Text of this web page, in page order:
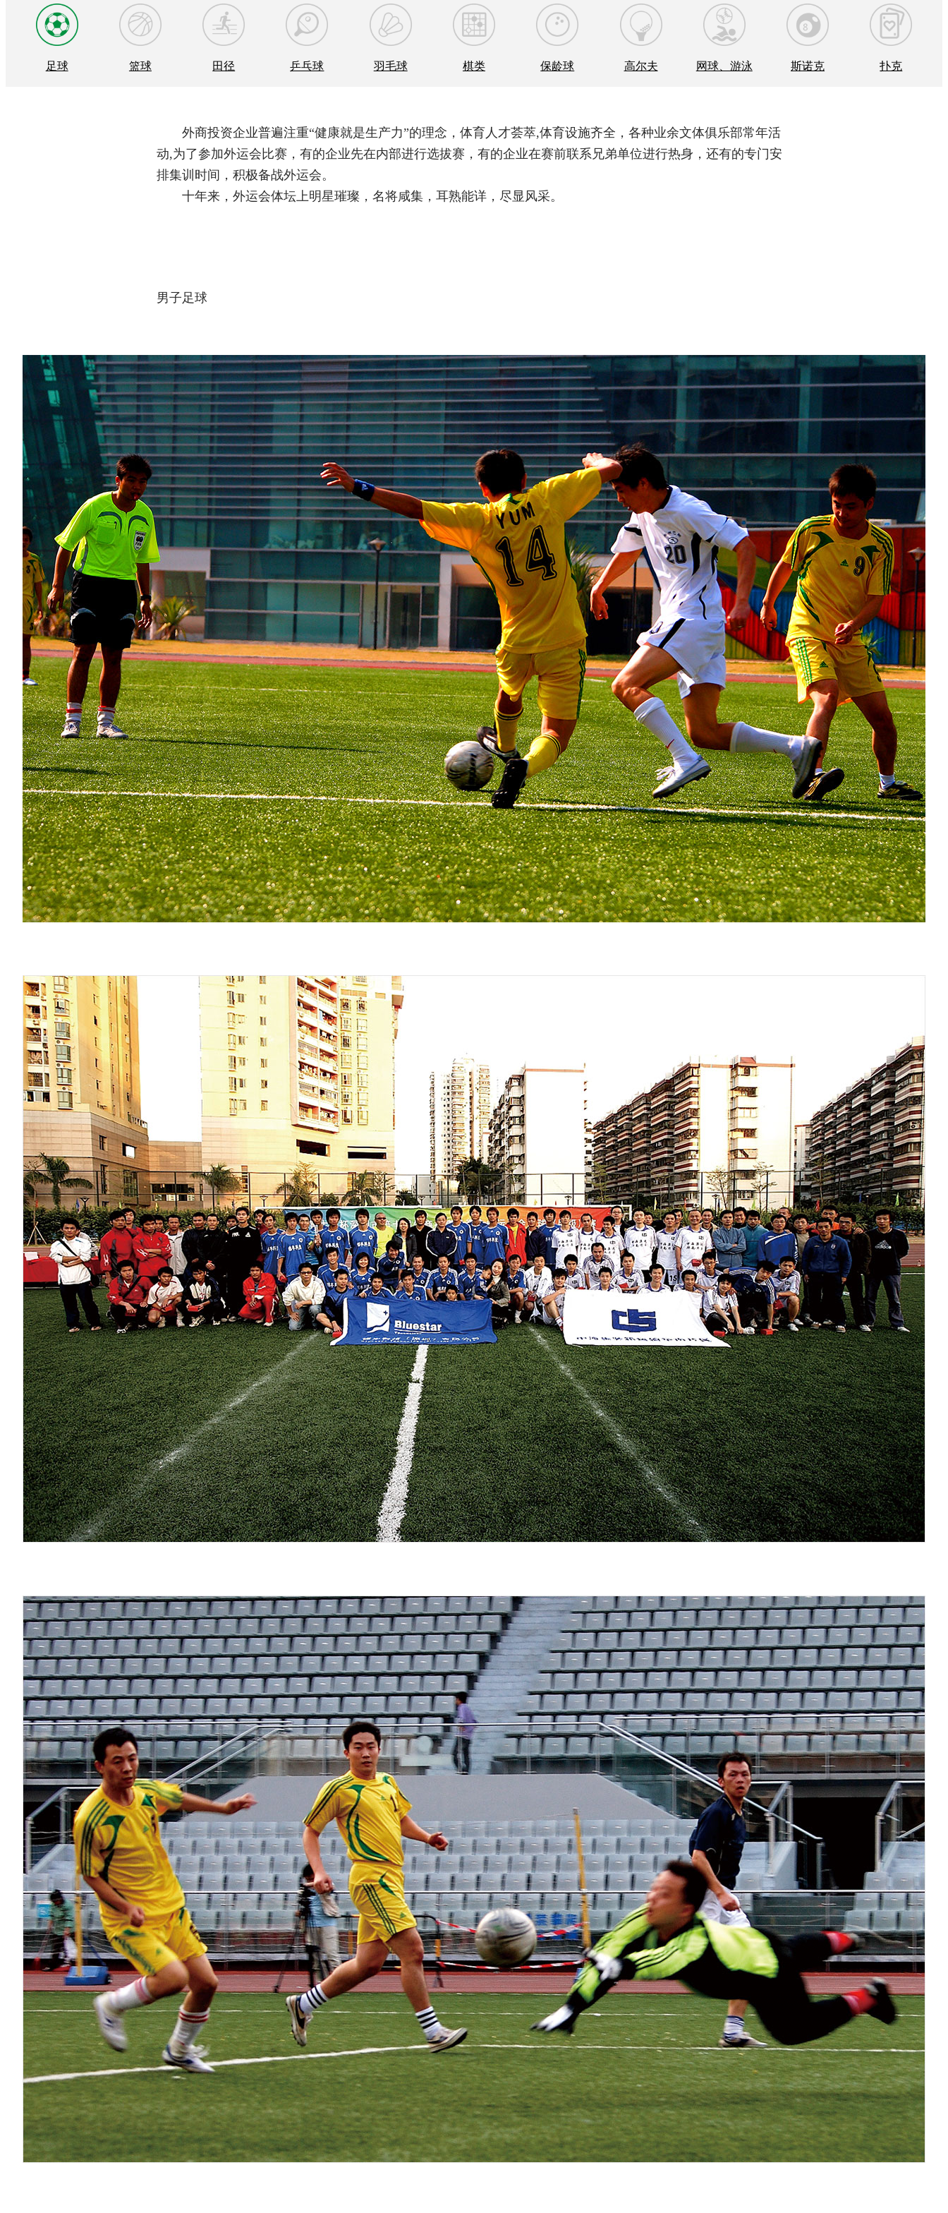
足球 篮球 田径 乒乓球 羽毛球 棋类 保龄球 高尔夫 网球、游泳 斯诺克 扑克
外商投资企业普遍注重“健康就是生产力”的理念，体育人才荟萃,体育设施齐全，各种业余文体俱乐部常年活
动,为了参加外运会比赛，有的企业先在内部进行选拔赛，有的企业在赛前联系兄弟单位进行热身，还有的专门安
排集训时间，积极备战外运会。
十年来，外运会体坛上明星璀璨，名将咸集，耳熟能详，尽显风采。
男子足球